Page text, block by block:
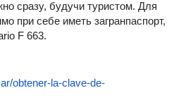
сразу, будучи туристом. Для
при себе иметь загранпаспорт,
F 663.
obtener-la-clave-de-